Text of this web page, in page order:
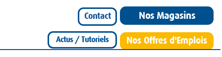
Nos Magasins
Actus / Tutoriels Nos Offres d'Emplois
Contact